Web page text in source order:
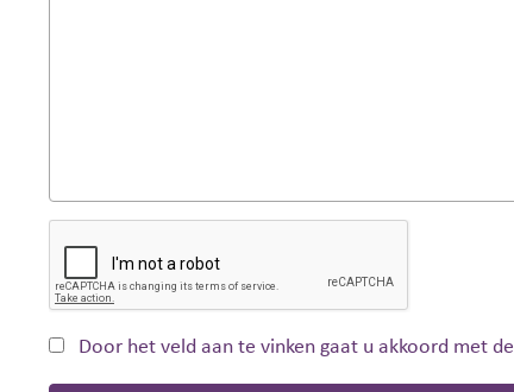
Door het veld aan te vinken gaat u akkoord met de